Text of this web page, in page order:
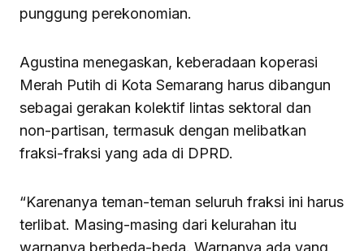
punggung perekonomian.
Agustina menegaskan, keberadaan koperasi
Merah Putih di Kota Semarang harus dibangun
sebagai gerakan kolektif lintas sektoral dan
non-partisan, termasuk dengan melibatkan
fraksi-fraksi yang ada di DPRD.
“Karenanya teman-teman seluruh fraksi ini harus
terlibat. Masing-masing dari kelurahan itu
warnanya berbeda-beda. Warnanya ada yang